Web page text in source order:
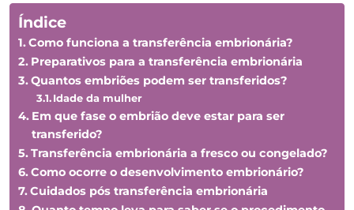
Índice
Como funciona a transferência embrionária?
Preparativos para a transferência embrionária
Quantos embriões podem ser transferidos?
Idade da mulher
Em que fase o embrião deve estar para ser
transferido?
Transferência embrionária a fresco ou congelado?
Como ocorre o desenvolvimento embrionário?
Cuidados pós transferência embrionária